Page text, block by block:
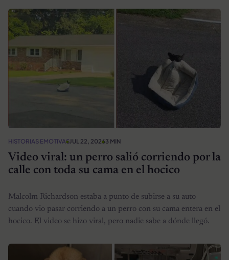
HISTORIAS EMOTIVASJUL 22, 20263 MIN
Video viral: un perro salió corriendo por la
calle con toda su cama en el hocico
Malcolm Richardson estaba a punto de subirse a su auto
cuando vio pasar corriendo a un perro con su cama entera en el
hocico. El video se hizo viral, pero nadie sabe a dónde llegó.